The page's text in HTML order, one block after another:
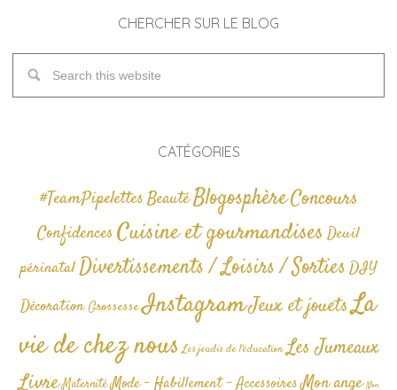
CHERCHER SUR LE BLOG
CATÉGORIES
#TeamPipelettesBeautéBlogosphèreConcours
Confidences Cuisine et gourmandises Deuil
périnatalDivertissements / Loisirs / SortiesDIY
Décoration GrossesseInstagramJeux et jouetsLa
vie de chez nous Les jeudis de l'éducation Les Jumeaux
Livre Maternité Mode - Habillement - AccessoiresMon ange Non